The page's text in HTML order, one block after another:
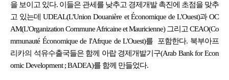
을 보이고 있다. 이들은 관세를 낮추고 경제개발 촉진에 초점을 맞추
고 있는데 UDEAL(L'Union Douanière et Économique de L'Ouest)과 OC
AM(L'Organization Commune Africaine et Mauricienne) 그리고 CEAO(Co
mmunauté Économique de I'Afrque de L'Ouest)를 포함한다. 북부아프
리카의 석유수출국들은 함께 아랍 경제개발기구(Arab Bank for Econ
omic Development ; BADEA)를 함께 만들었다.